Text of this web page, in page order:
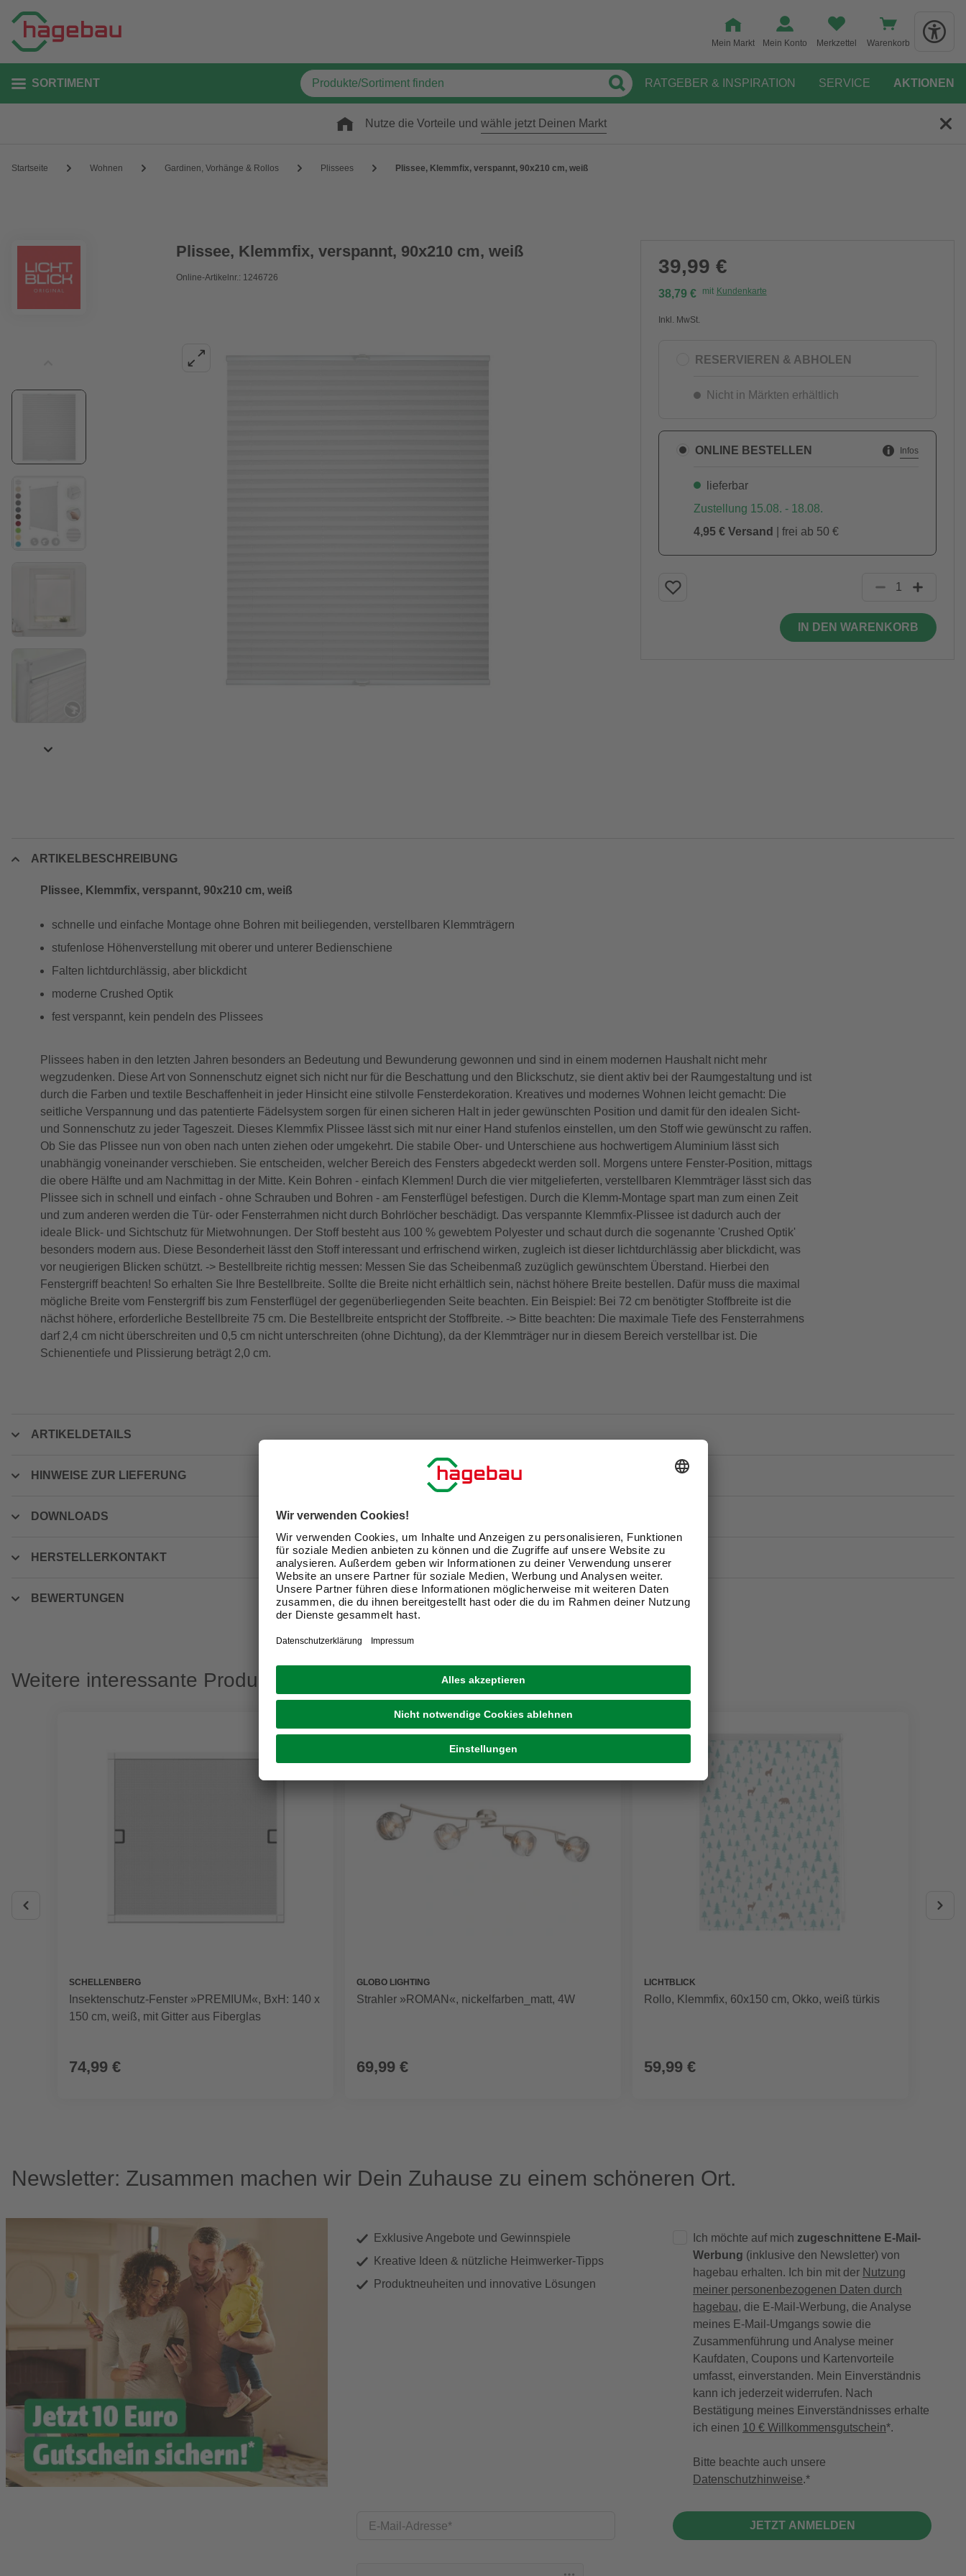
Mein Markt Mein Konto Merkzettel Warenkorb
SORTIMENT RATGEBER & INSPIRATION SERVICE AKTIONEN
Nutze die Vorteile und wähle jetzt Deinen Markt
Startseite Wohnen Gardinen, Vorhänge & Rollos Plissees Plissee, ‎Klemmfix, verspannt, 90x210 cm, weiß
Plissee, ‎Klemmfix, verspannt, 90x210 cm, weiß
Online-Artikelnr.: 1246726 39,99 €
38,79 € mit Kundenkarte
Inkl. MwSt.
RESERVIEREN & ABHOLEN
Nicht in Märkten erhältlich
ONLINE BESTELLEN Infos
lieferbar
Zustellung 15.08. - 18.08.
4,95 € Versand
| frei ab 50 €
IN DEN WARENKORB
ARTIKELBESCHREIBUNG
Plissee, ‎Klemmfix, verspannt, 90x210 cm, weiß
schnelle und einfache Montage ohne Bohren mit beiliegenden, verstellbaren Klemmträgern
stufenlose Höhenverstellung mit oberer und unterer Bedienschiene
Falten lichtdurchlässig, aber blickdicht
moderne Crushed Optik
fest verspannt, kein pendeln des Plissees
Plissees haben in den letzten Jahren besonders an Bedeutung und Bewunderung gewonnen und sind in einem modernen Haushalt nicht mehr
wegzudenken. Diese Art von Sonnenschutz eignet sich nicht nur für die Beschattung und den Blickschutz, sie dient aktiv bei der Raumgestaltung und ist
durch die Farben und textile Beschaffenheit in jeder Hinsicht eine stilvolle Fensterdekoration. Kreatives und modernes Wohnen leicht gemacht: Die
seitliche Verspannung und das patentierte Fädelsystem sorgen für einen sicheren Halt in jeder gewünschten Position und damit für den idealen Sicht-
und Sonnenschutz zu jeder Tageszeit. Dieses Klemmfix Plissee lässt sich mit nur einer Hand stufenlos einstellen, um den Stoff wie gewünscht zu raffen.
Ob Sie das Plissee nun von oben nach unten ziehen oder umgekehrt. Die stabile Ober- und Unterschiene aus hochwertigem Aluminium lässt sich
unabhängig voneinander verschieben. Sie entscheiden, welcher Bereich des Fensters abgedeckt werden soll. Morgens untere Fenster-Position, mittags
die obere Hälfte und am Nachmittag in der Mitte. Kein Bohren - einfach Klemmen! Durch die vier mitgelieferten, verstellbaren Klemmträger lässt sich das
Plissee sich in schnell und einfach - ohne Schrauben und Bohren - am Fensterflügel befestigen. Durch die Klemm-Montage spart man zum einen Zeit
und zum anderen werden die Tür- oder Fensterrahmen nicht durch Bohrlöcher beschädigt. Das verspannte Klemmfix-Plissee ist dadurch auch der
ideale Blick- und Sichtschutz für Mietwohnungen. Der Stoff besteht aus 100 % gewebtem Polyester und schaut durch die sogenannte 'Crushed Optik'
besonders modern aus. Diese Besonderheit lässt den Stoff interessant und erfrischend wirken, zugleich ist dieser lichtdurchlässig aber blickdicht, was
vor neugierigen Blicken schützt. -> Bestellbreite richtig messen: Messen Sie das Scheibenmaß zuzüglich gewünschtem Überstand. Hierbei den
Fenstergriff beachten! So erhalten Sie Ihre Bestellbreite. Sollte die Breite nicht erhältlich sein, nächst höhere Breite bestellen. Dafür muss die maximal
mögliche Breite vom Fenstergriff bis zum Fensterflügel der gegenüberliegenden Seite beachten. Ein Beispiel: Bei 72 cm benötigter Stoffbreite ist die
nächst höhere, erforderliche Bestellbreite 75 cm. Die Bestellbreite entspricht der Stoffbreite. -> Bitte beachten: Die maximale Tiefe des Fensterrahmens
darf 2,4 cm nicht überschreiten und 0,5 cm nicht unterschreiten (ohne Dichtung), da der Klemmträger nur in diesem Bereich verstellbar ist. Die
Schienentiefe und Plissierung beträgt 2,0 cm.
ARTIKELDETAILS
HINWEISE ZUR LIEFERUNG
DOWNLOADS
HERSTELLERKONTAKT
BEWERTUNGEN
Weitere interessante Produkte
SCHELLENBERG
Insektenschutz-Fenster »PREMIUM«, BxH: 140 x
150 cm, weiß, mit Gitter aus Fiberglas
74,99 €
GLOBO LIGHTING
Strahler »ROMAN«, nickelfarben_matt, 4W
69,99 €
LICHTBLICK
Rollo, ‎‎Klemmfix, 60x150 cm‎‎, Okko, weiß türkis
59,99 €
Newsletter: Zusammen machen wir Dein Zuhause zu einem schöneren Ort.
Exklusive Angebote und Gewinnspiele
Kreative Ideen & nützliche Heimwerker-Tipps
Produktneuheiten und innovative Lösungen
E-Mail-Adresse
Ich möchte auf mich zugeschnittene E-Mail-
Werbung (inklusive den Newsletter) von
hagebau erhalten. Ich bin mit der Nutzung
meiner personenbezogenen Daten durch
hagebau, die E-Mail-Werbung, die Analyse
meines E-Mail-Umgangs sowie die
Zusammenführung und Analyse meiner
Kaufdaten, Coupons und Kartenvorteile
umfasst, einverstanden. Mein Einverständnis
kann ich jederzeit widerrufen. Nach
Bestätigung meines Einverständnisses erhalte
ich einen 10 € Willkommensgutschein*.
Bitte beachte auch unsere
Datenschutzhinweise.
JETZT ANMELDEN